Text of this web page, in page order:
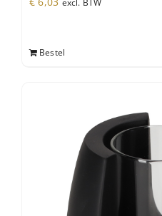
excl. BTW
Bestel